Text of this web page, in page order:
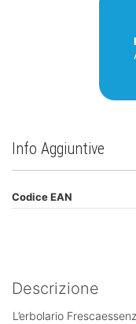
Info Aggiuntive
Codice EAN
Descrizione
L’erbolario